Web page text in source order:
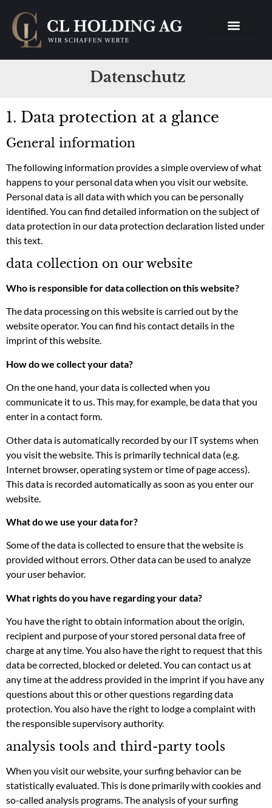
Datenschutz
1. Data protection at a glance
General information
The following information provides a simple overview of what
happens to your personal data when you visit our website.
Personal data is all data with which you can be personally
identified. You can find detailed information on the subject of
data protection in our data protection declaration listed under
this text.
data collection on our website
Who is responsible for data collection on this website?
The data processing on this website is carried out by the
website operator. You can find his contact details in the
imprint of this website.
How do we collect your data?
On the one hand, your data is collected when you
communicate it to us. This may, for example, be data that you
enter in a contact form.
Other data is automatically recorded by our IT systems when
you visit the website. This is primarily technical data (e.g.
Internet browser, operating system or time of page access).
This data is recorded automatically as soon as you enter our
website.
What do we use your data for?
Some of the data is collected to ensure that the website is
provided without errors. Other data can be used to analyze
your user behavior.
What rights do you have regarding your data?
You have the right to obtain information about the origin,
recipient and purpose of your stored personal data free of
charge at any time. You also have the right to request that this
data be corrected, blocked or deleted. You can contact us at
any time at the address provided in the imprint if you have any
questions about this or other questions regarding data
protection. You also have the right to lodge a complaint with
the responsible supervisory authority.
analysis tools and third-party tools
When you visit our website, your surfing behavior can be
statistically evaluated. This is done primarily with cookies and
so-called analysis programs. The analysis of your surfing